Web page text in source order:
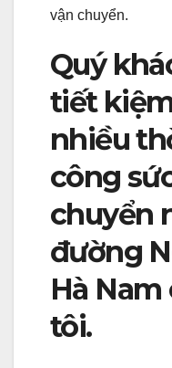
vận chuyển.
Quý
tiết
nhiều
công
chuyển
đường
Hà
tôi.